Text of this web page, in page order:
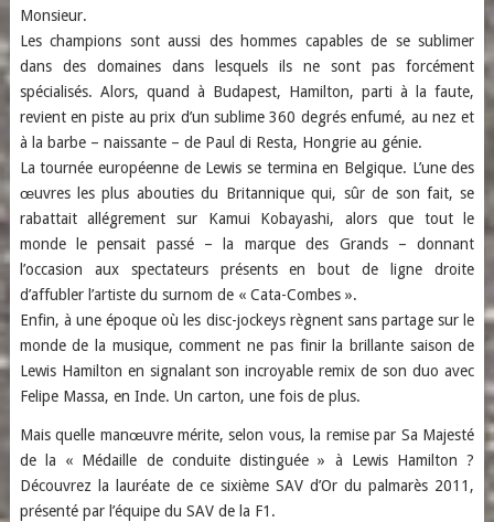
Monsieur.
Les champions sont aussi des hommes capables de se sublimer
dans des domaines dans lesquels ils ne sont pas forcément
spécialisés. Alors, quand à Budapest, Hamilton, parti à la faute,
revient en piste au prix d’un sublime 360 degrés enfumé, au nez et
à la barbe – naissante – de Paul di Resta, Hongrie au génie.
La tournée européenne de Lewis se termina en Belgique. L’une des
œuvres les plus abouties du Britannique qui, sûr de son fait, se
rabattait allégrement sur Kamui Kobayashi, alors que tout le
monde le pensait passé – la marque des Grands – donnant
l’occasion aux spectateurs présents en bout de ligne droite
d’affubler l’artiste du surnom de « Cata-Combes ».
Enfin, à une époque où les disc-jockeys règnent sans partage sur le
monde de la musique, comment ne pas finir la brillante saison de
Lewis Hamilton en signalant son incroyable remix de son duo avec
Felipe Massa, en Inde. Un carton, une fois de plus.
Mais quelle manœuvre mérite, selon vous, la remise par Sa Majesté
de la « Médaille de conduite distinguée » à Lewis Hamilton ?
Découvrez la lauréate de ce sixième SAV d’Or du palmarès 2011,
présenté par l’équipe du SAV de la F1.